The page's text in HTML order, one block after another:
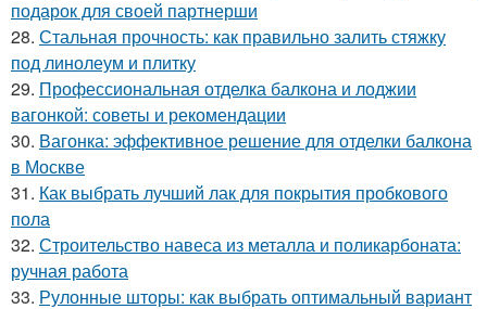
подарок для своей партнерши
28. Стальная прочность: как правильно залить стяжку
под линолеум и плитку
29. Профессиональная отделка балкона и лоджии
вагонкой: советы и рекомендации
30. Вагонка: эффективное решение для отделки балкона
в Москве
31. Как выбрать лучший лак для покрытия пробкового
пола
32. Строительство навеса из металла и поликарбоната:
ручная работа
33. Рулонные шторы: как выбрать оптимальный вариант